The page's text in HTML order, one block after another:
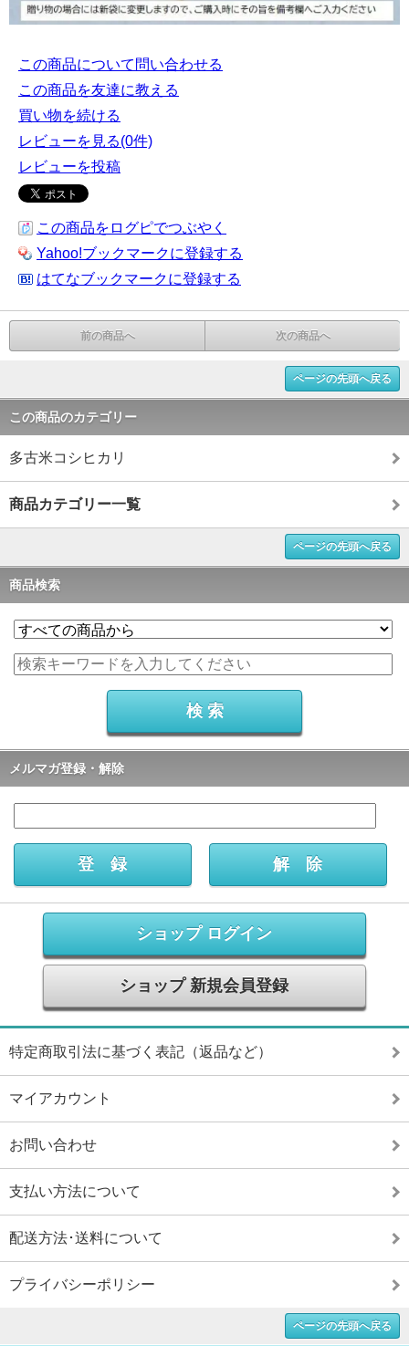
この商品について問い合わせる
この商品を友達に教える
買い物を続ける
レビューを見る(0件)
レビューを投稿
この商品をログピでつぶやく
Yahoo!ブックマークに登録する
はてなブックマークに登録する
前の商品へ 次の商品へ
ページの先頭へ戻る
この商品のカテゴリー
多古米コシヒカリ
商品カテゴリー一覧
ページの先頭へ戻る
商品検索
メルマガ登録・解除
ショップ ログイン
ショップ 新規会員登録
特定商取引法に基づく表記（返品など）
マイアカウント
お問い合わせ
支払い方法について
配送方法･送料について
プライバシーポリシー
ページの先頭へ戻る